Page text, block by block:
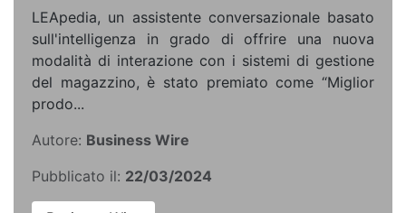
LEApedia, un assistente conversazionale basato
sull'intelligenza in grado di offrire una nuova
modalità di interazione con i sistemi di gestione
del magazzino, è stato premiato come “Miglior
prodo...
Autore: Business Wire
Pubblicato il: 22/03/2024